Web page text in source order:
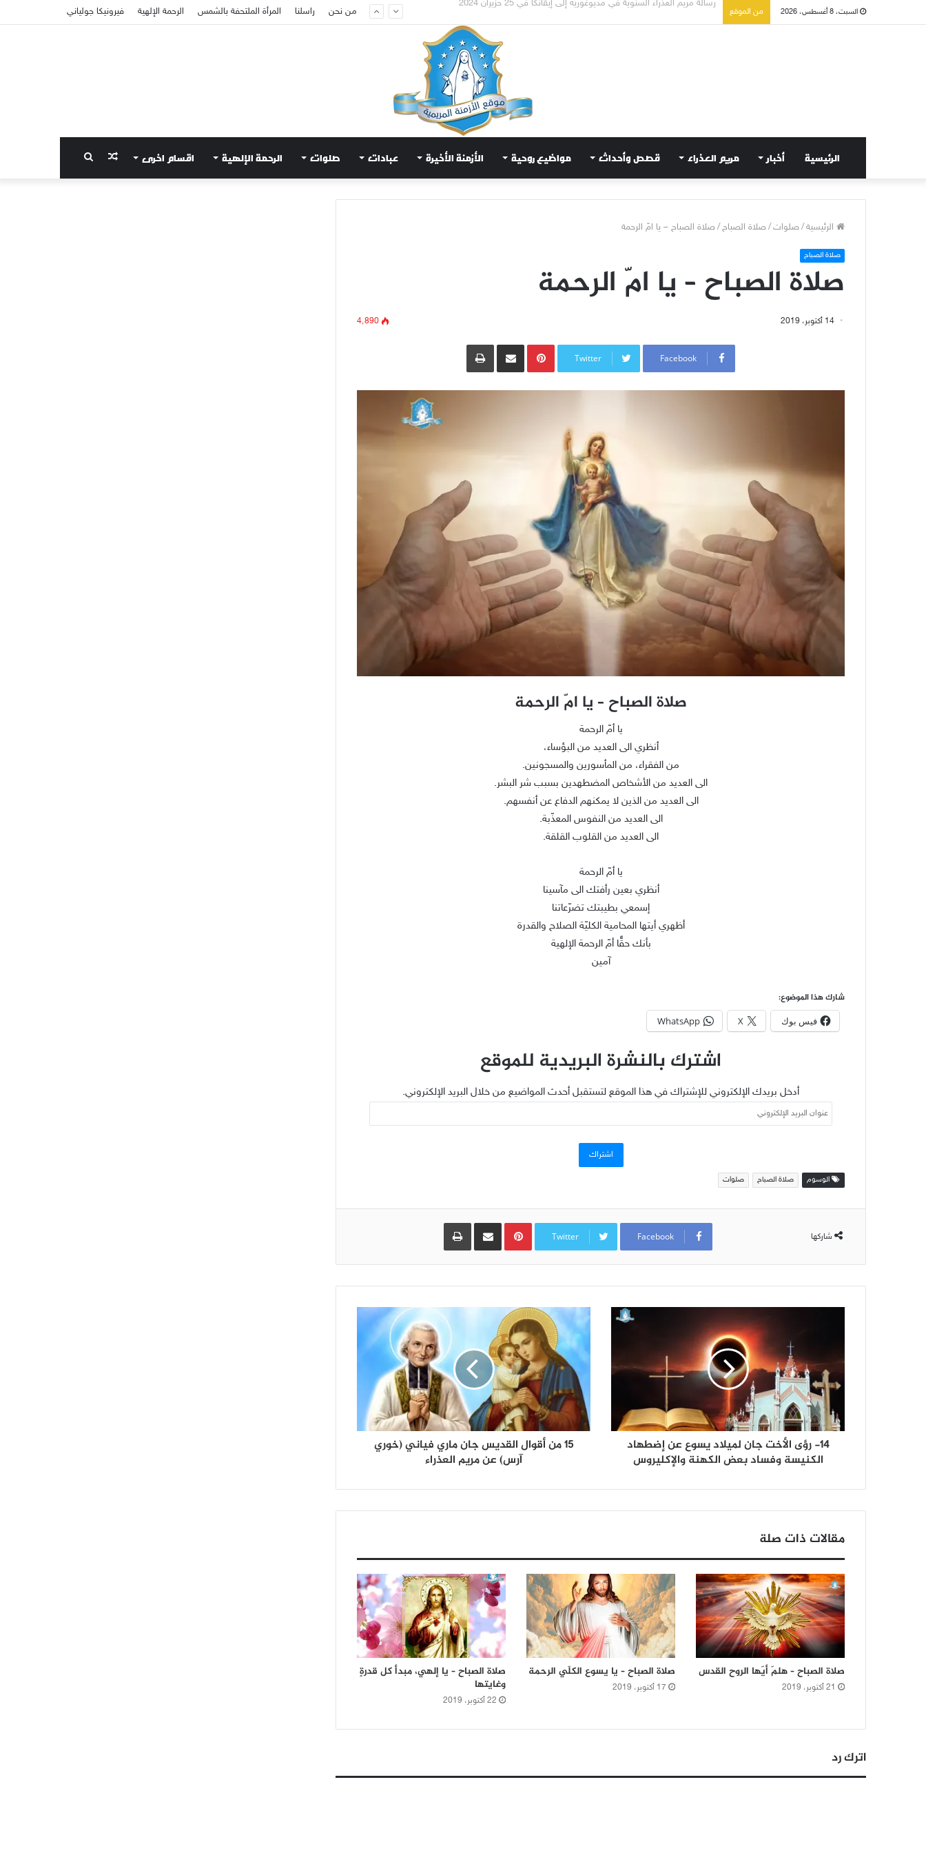
السبت، 8 أغسطس، 2026 من الموقع تسع أول سبوت بدل خمسة لتعويض قلب مريم الطاهر هذا ما يطلبه يسوع! من نحن راسلنا المرأة الملتحفة بالشمس الرحمة الإلهية فيرونيكا جولياني
الرئيسية أخبار مريم العذراء قصص وأحداث مواضيع روحية الأزمنة الأخيرة عبادات صلوات الرحمة الإلهية اقسام اخرى بحث مقال
الرئيسية/صلوات/صلاة الصباح/صلاة الصباح – يا امّ الرحمة
صلاة الصباح
صلاة الصباح – يا امّ الرحمة
14 أكتوبر، 2019 4٬890
Facebook
Twitter
Pinterestمشاركة عبر البريد طباعة
صلاة الصباح – يا امّ الرحمة
يا أمّ الرحمة
أنظري الى العديد من البؤساء،
من الفقراء، من المأسورين والمسجونين.
الى العديد من الأشخاص المضطهدين بسبب شر البشر.
الى العديد من الذين لا يمكنهم الدفاع عن أنفسهم.
الى العديد من النفوس المعذّبة.
الى العديد من القلوب القلقة.
يا أمّ الرحمة
أنظري بعين رأفتك الى مآسينا
إسمعي بطيبتك تضرّعاتنا
أظهري أيتها المحامية الكليّة الصلاح والقدرة
بأنك حقًّا أمّ الرحمة الإلهية
آمين
شارك هذا الموضوع:
فيس بوك X
WhatsApp
اشترك بالنشرة البريدية للموقع
أدخل بريدك الإلكتروني للإشتراك في هذا الموقع لتستقبل أحدث المواضيع من خلال البريد الإلكتروني.
عنوان
البريد
اشتراك
الوسوم صلاة الصباح صلوات
شاركها Facebook
Twitter
Pinterestمشاركة عبر البريد طباعة
14- رؤى الأخت جان لميلاد يسوع عن إضطهاد
الكنيسة وفساد بعض الكهنة والإكليروس
15 من أقوال القديس جان ماري فياني (خوري
آرس) عن مريم العذراء
مقالات ذات صلة
صلاة الصباح – هلمّ أيّها الروح القدس
21 أكتوبر، 2019
صلاة الصباح – يا يسوع الكلّي الرحمة
17 أكتوبر، 2019
صلاة الصباح – يا إلهي، مبدأ كل قدرةٍ
وغايتها
22 أكتوبر، 2019
اترك رد